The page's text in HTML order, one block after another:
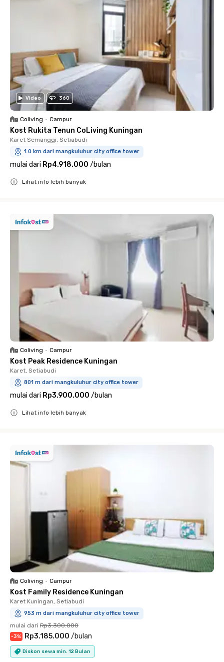
Video 360
Coliving • Campur
Kost Rukita Tenun CoLiving Kuningan
Karet Semanggi, Setiabudi
1.0 km dari mangkuluhur city office tower
mulai dari Rp4.918.000 /bulan
Lihat info lebih banyak
Coliving • Campur
Kost Peak Residence Kuningan
Karet, Setiabudi
801 m dari mangkuluhur city office tower
mulai dari Rp3.900.000 /bulan
Lihat info lebih banyak
Coliving • Campur
Kost Family Residence Kuningan
Karet Kuningan, Setiabudi
953 m dari mangkuluhur city office tower
mulai dari Rp3.300.000
-3% Rp3.185.000 /bulan
Diskon sewa min. 12 Bulan